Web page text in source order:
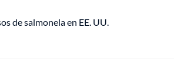
de salmonela en EE. UU.